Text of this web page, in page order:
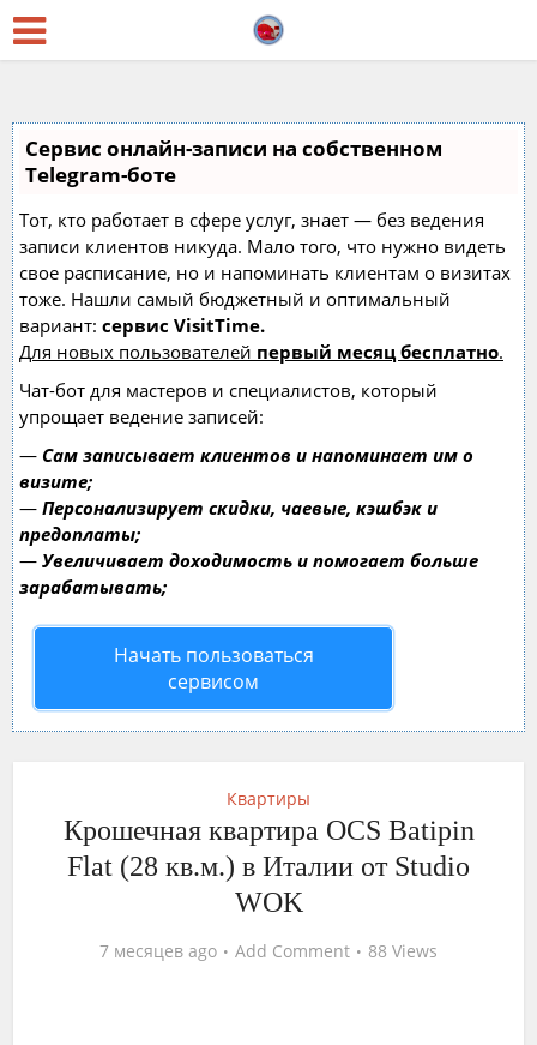
Сервис онлайн-записи на собственном
Telegram-боте
Тот, кто работает в сфере услуг, знает — без ведения
записи клиентов никуда. Мало того, что нужно видеть
свое расписание, но и напоминать клиентам о визитах
тоже. Нашли самый бюджетный и оптимальный
вариант: сервис VisitTime.
Для новых пользователей первый месяц бесплатно.
Чат-бот для мастеров и специалистов, который
упрощает ведение записей:
— Сам записывает клиентов и напоминает им о
визите;
— Персонализирует скидки, чаевые, кэшбэк и
предоплаты;
— Увеличивает доходимость и помогает больше
зарабатывать;
Начать пользоваться
сервисом
Квартиры
Крошечная квартира OCS Batipin
Flat (28 кв.м.) в Италии от Studio
WOK
7 месяцев ago Add Comment 88 Views